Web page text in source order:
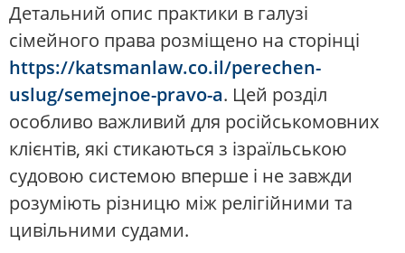
Детальний опис практики в галузі
сімейного права розміщено на сторінці
https://katsmanlaw.co.il/perechen-
uslug/semejnoe-pravo-a. Цей розділ
особливо важливий для російськомовних
клієнтів, які стикаються з ізраїльською
судовою системою вперше і не завжди
розуміють різницю між релігійними та
цивільними судами.